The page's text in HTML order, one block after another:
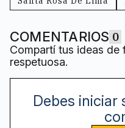
COMENTARIOS 0
Compartí tus ideas de
respetuosa.
Debes iniciar